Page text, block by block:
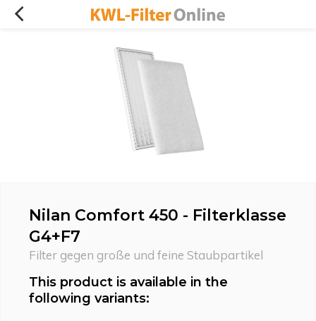
Nilan Comfort 450 - Filterklasse
G4+F7
Filter gegen große und feine Staubpartikel
This product is available in the
following variants: